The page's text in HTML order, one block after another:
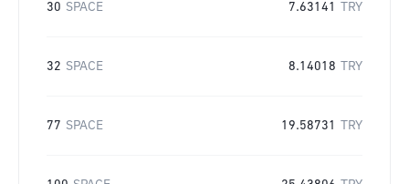
30 SPACE 7.63141 TRY
32 SPACE 8.14018 TRY
77 SPACE 19.58731 TRY